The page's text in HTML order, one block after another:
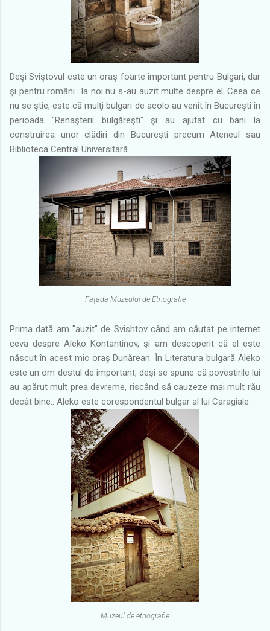
Deşi Sviştovul este un oraş foarte important pentru Bulgari, dar
şi pentru români.. la noi nu s-au auzit multe despre el. Ceea ce
nu se ştie, este că mulţi bulgari de acolo au venit în Bucureşti în
perioada "Renaşterii bulgăreşti" şi au ajutat cu bani la
construirea unor clădiri din Bucureşti precum Ateneul sau
Biblioteca Central Universitară.
Faţada Muzeului de Etnografie
Prima dată am "auzit" de Svishtov când am căutat pe internet
ceva despre Aleko Kontantinov, şi am descoperit că el este
născut în acest mic oraş Dunărean. În Literatura bulgară Aleko
este un om destul de important, deşi se spune că povestirile lui
au apărut mult prea devreme, riscând să cauzeze mai mult rău
decât bine.. Aleko este corespondentul bulgar al lui Caragiale.
Muzeul de etnografie